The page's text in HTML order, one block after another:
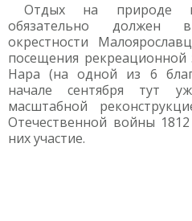
Отдых на природе в
обязательно должен
окрестности
посещения
Нара (на одной из 6
начале сентября тут
масштабной
Отечественной войны
них участие.